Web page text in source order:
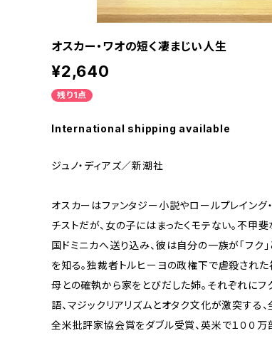
オスカー・ワオの短く凄まじい人生
¥2,640
残り1点
International shipping available
ジュノ・ディアズ／新潮社
オスカーはファンタジー小説やロールプレイング
チストだが、女の子にはまったくモテない。不
国ドミニカへ送り込み、彼は自分の一族が「フク
を知る。独裁者トルヒーヨの政権下で虐殺された
母との確執から家をとびだした姉。それぞれにフ
語、マジックリアリズムとオタク文化が激突する、
全米批評家協会賞をダブル受賞、英米で１００万